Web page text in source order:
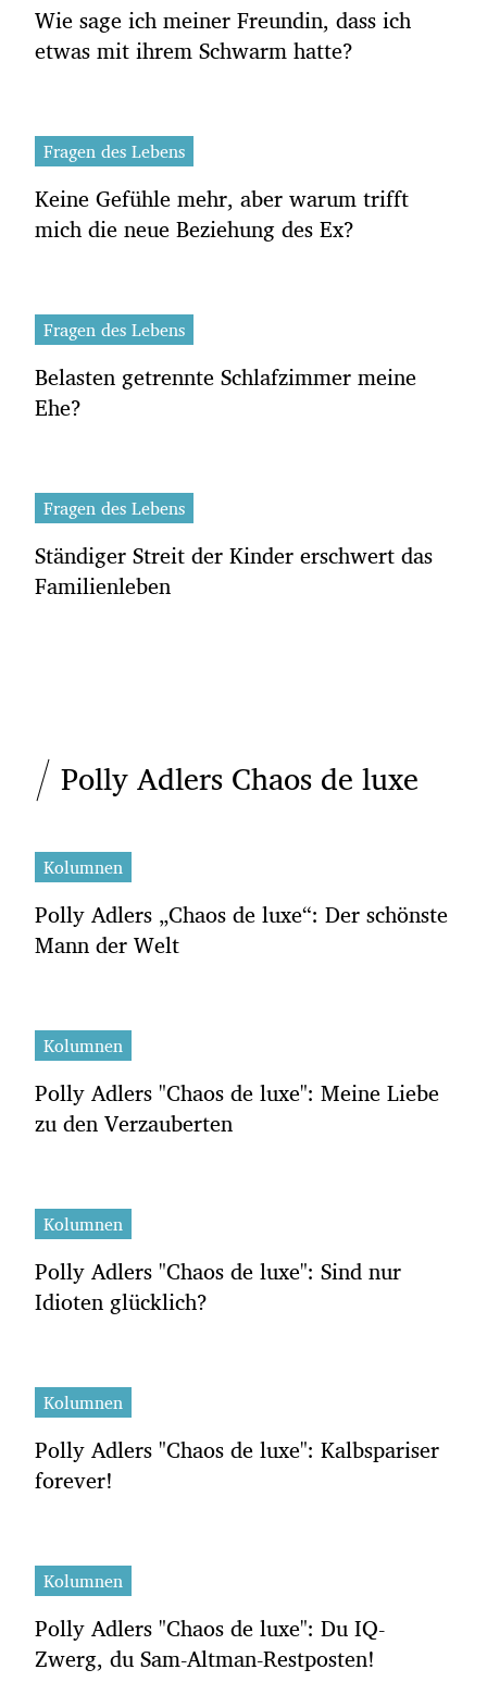
Wie sage ich meiner Freundin, dass ich
etwas mit ihrem Schwarm hatte?
Fragen des Lebens
Keine Gefühle mehr, aber warum trifft
mich die neue Beziehung des Ex?
Fragen des Lebens
Belasten getrennte Schlafzimmer meine
Ehe?
Fragen des Lebens
Ständiger Streit der Kinder erschwert das
Familienleben
Polly Adlers Chaos de luxe
Kolumnen
Polly Adlers „Chaos de luxe“: Der schönste
Mann der Welt
Kolumnen
Polly Adlers "Chaos de luxe": Meine Liebe
zu den Verzauberten
Kolumnen
Polly Adlers "Chaos de luxe": Sind nur
Idioten glücklich?
Kolumnen
Polly Adlers "Chaos de luxe": Kalbspariser
forever!
Kolumnen
Polly Adlers "Chaos de luxe": Du IQ-
Zwerg, du Sam-Altman-Restposten!